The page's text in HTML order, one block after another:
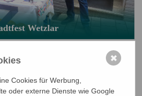
Wetzlar
Cookies für Werbung,
oder externe Dienste wie Google
✖